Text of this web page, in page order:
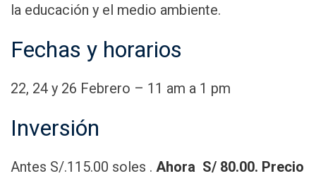
la educación y el medio ambiente.
Fechas y horarios
22, 24 y 26 Febrero – 11 am a 1 pm
Inversión
Antes S/.115.00 soles . Ahora S/ 80.00. Precio